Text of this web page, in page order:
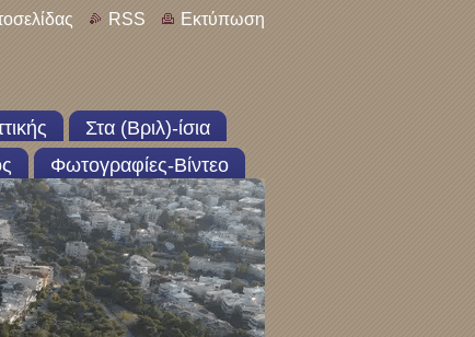
RSS Εκτύπωση
Στα (Βριλ)-ίσια
Φωτογραφίες-Βίντεο